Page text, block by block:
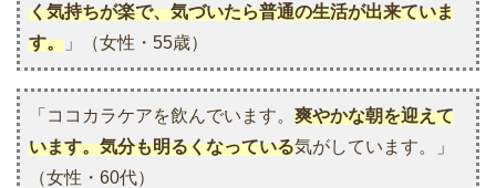
く気持ちが楽で、気づいたら普通の生活が出来ていま
す。 」（女性・55歳）
「ココカラケアを飲んでいます。 爽やかな朝を迎えて
います。気分も明るくなっている気がしています。」
（女性・60代）